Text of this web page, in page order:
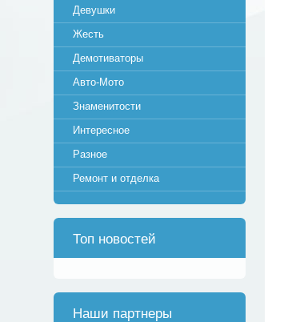
Девушки
Жесть
Демотиваторы
Авто-Мото
Знаменитости
Интересное
Разное
Ремонт и отделка
Топ новостей
Наши партнеры